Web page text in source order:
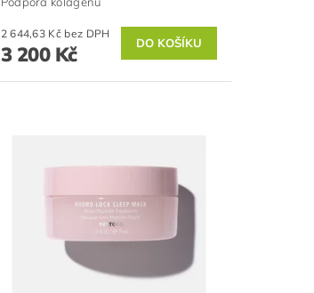
2 644,63 Kč bez DPH
3 200 Kč